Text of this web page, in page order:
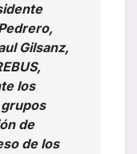
Gilsanz,
los
de
de los